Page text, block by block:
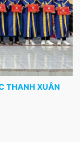
THANH XUÂN